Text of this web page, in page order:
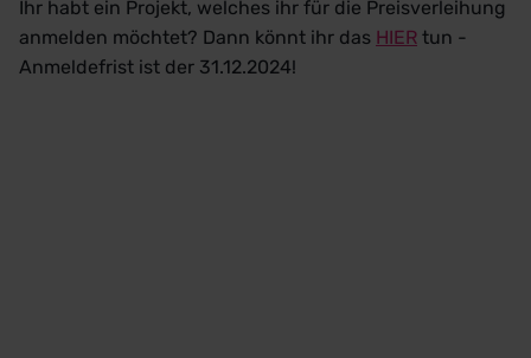
Ihr habt ein Projekt, welches ihr für die Preisverleihung
anmelden möchtet? Dann könnt ihr das HIER tun -
Anmeldefrist ist der 31.12.2024!